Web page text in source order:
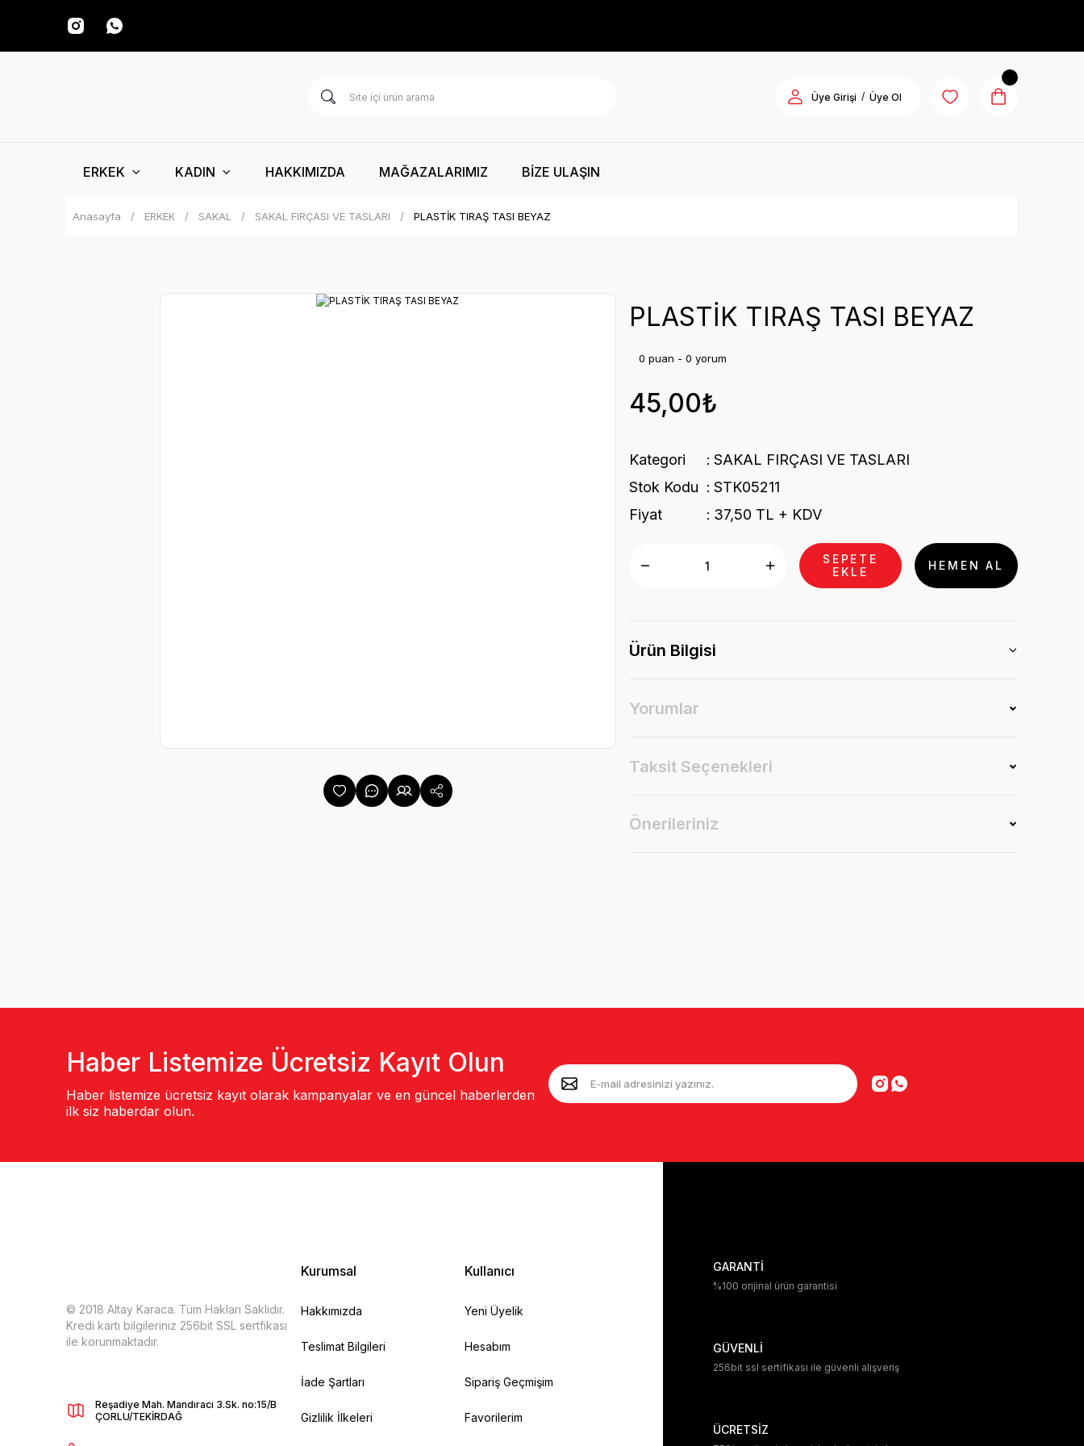
Üye Girişi / Üye Ol
ERKEK KADIN HAKKIMIZDA MAĞAZALARIMIZ BİZE ULAŞIN
Anasayfa ERKEK SAKAL SAKAL FIRÇASI VE TASLARI PLASTİK TIRAŞ TASI BEYAZ
PLASTİK TIRAŞ TASI BEYAZ
0 puan - 0 yorum
45,00₺
Kategori
SAKAL FIRÇASI VE TASLARI
Stok Kodu
STK05211
Fiyat
37,50 TL + KDV
SEPETE
EKLE
HEMEN AL
Ürün Bilgisi
Yorumlar
Taksit Seçenekleri
Önerileriniz
Haber Listemize Ücretsiz Kayıt Olun
Haber listemize ücretsiz kayıt olarak kampanyalar ve en güncel haberlerden
ilk siz haberdar olun.
© 2018 Altay Karaca. Tüm Hakları Saklıdır.
Kredi kartı bilgileriniz 256bit SSL sertfikası
ile korunmaktadır.
Reşadiye Mah. Mandıracı 3.Sk. no:15/B
ÇORLU/TEKİRDAĞ
Kurumsal
Hakkımızda
Teslimat Bilgileri
İade Şartları
Gizlilik İlkeleri
Kullanıcı
Yeni Üyelik
Hesabım
Sipariş Geçmişim
Favorilerim
GARANTİ
%100 orijinal ürün garantisi
GÜVENLİ
256bit ssl sertifikası ile güvenli alışveriş
ÜCRETSİZ